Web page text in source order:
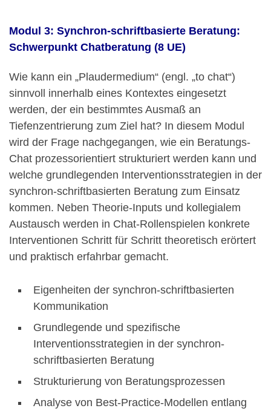
Modul 3: Synchron-schriftbasierte Beratung:
Schwerpunkt Chatberatung (8 UE)
Wie kann ein „Plaudermedium“ (engl. „to chat“)
sinnvoll innerhalb eines Kontextes eingesetzt
werden, der ein bestimmtes Ausmaß an
Tiefenzentrierung zum Ziel hat? In diesem Modul
wird der Frage nachgegangen, wie ein Beratungs-
Chat prozessorientiert strukturiert werden kann und
welche grundlegenden Interventionsstrategien in der
synchron-schriftbasierten Beratung zum Einsatz
kommen. Neben Theorie-Inputs und kollegialem
Austausch werden in Chat-Rollenspielen konkrete
Interventionen Schritt für Schritt theoretisch erörtert
und praktisch erfahrbar gemacht.
Eigenheiten der synchron-schriftbasierten
Kommunikation
Grundlegende und spezifische
Interventionsstrategien in der synchron-
schriftbasierten Beratung
Strukturierung von Beratungsprozessen
Analyse von Best-Practice-Modellen entlang